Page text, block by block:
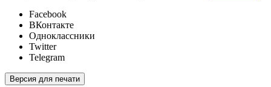
Facebook
ВКонтакте
Одноклассники
Twitter
Telegram
Версия для печати